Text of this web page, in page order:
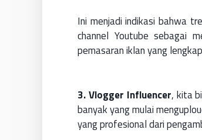
Ini menjadi indikasi bahwa
channel Youtube sebagai
pemasaran iklan yang
3. Vlogger Influencer, kita
banyak yang mulai
yang profesional dari